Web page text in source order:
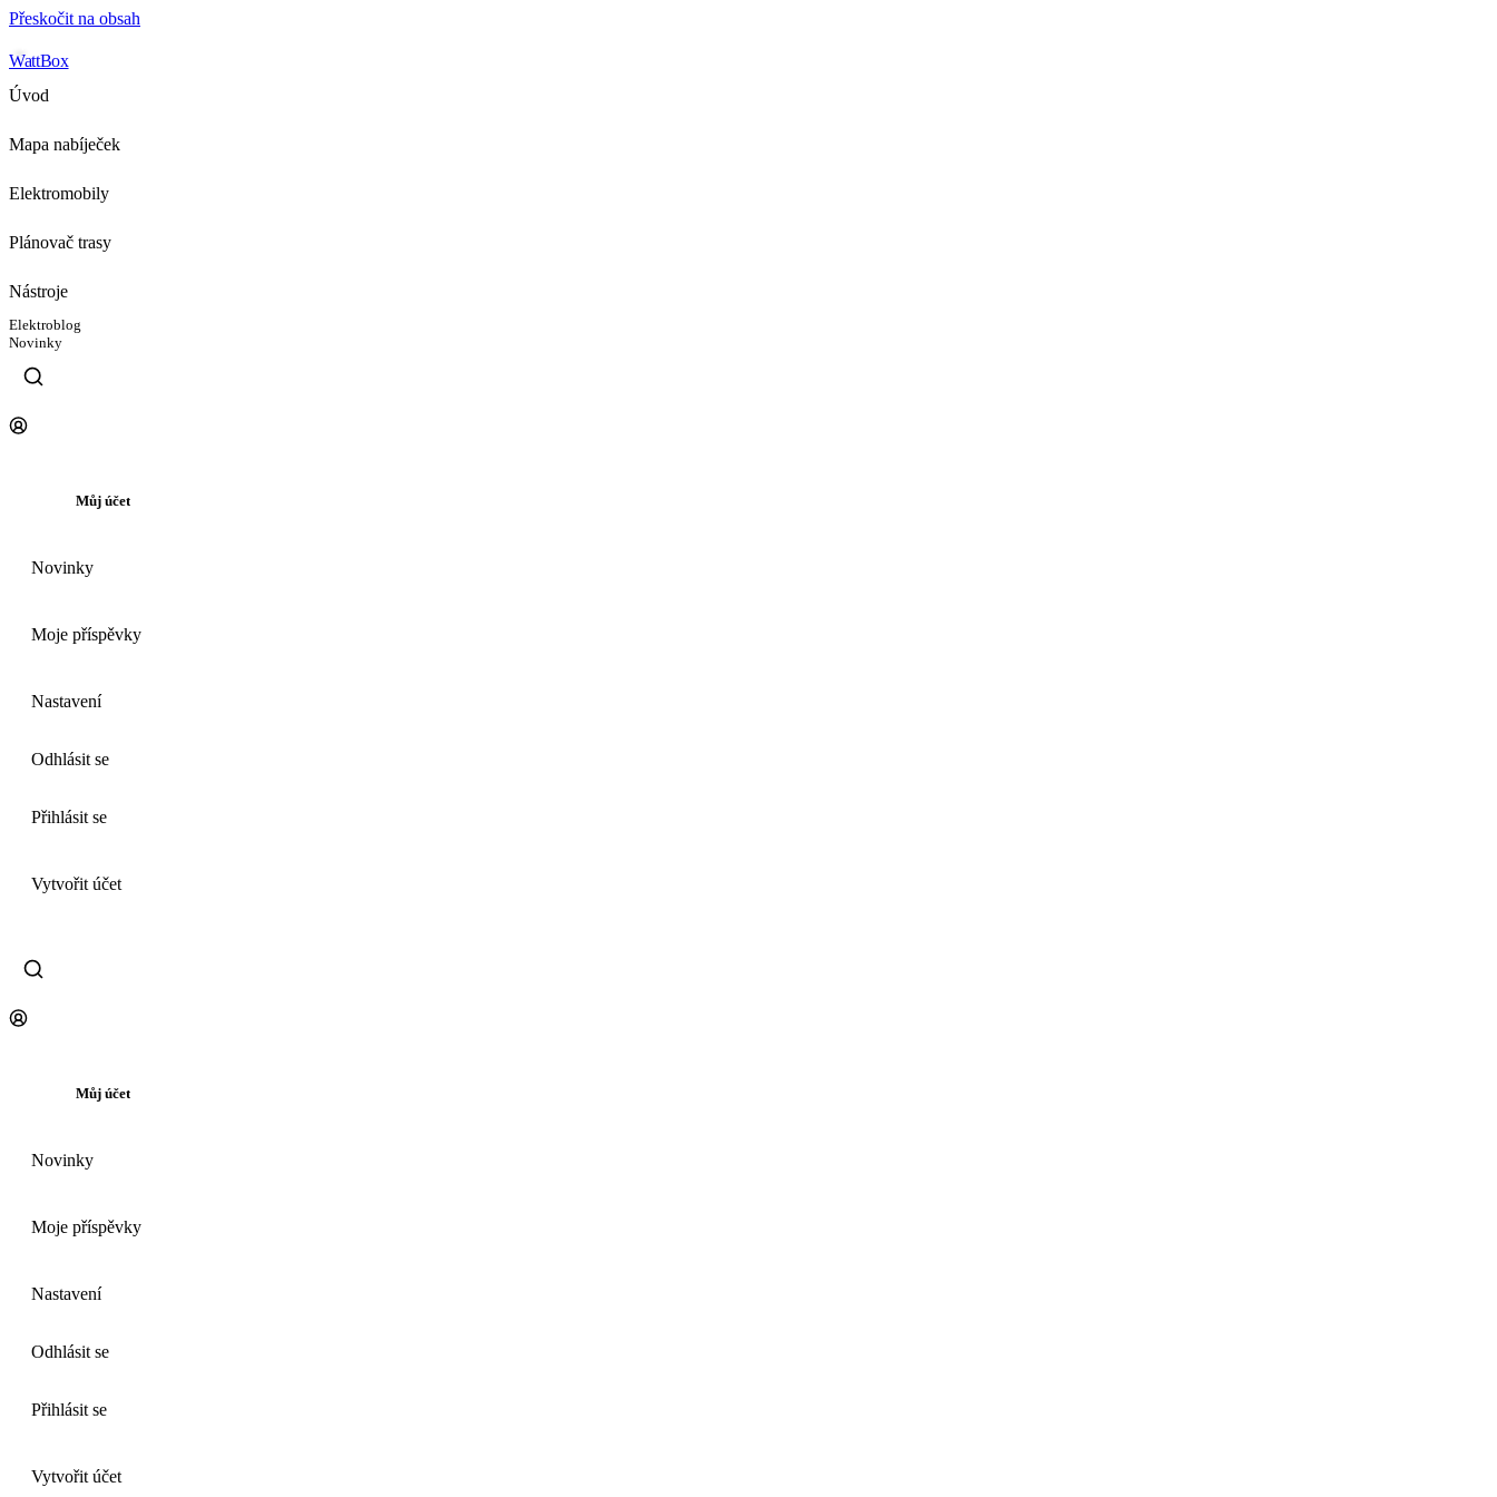
Přeskočit na obsah
WattBox
Úvod
Mapa nabíječek
Elektromobily
Plánovač trasy
Nástroje
Elektroblog
Novinky
Můj účet
Novinky
Moje příspěvky
Nastavení
Odhlásit se
Přihlásit se
Vytvořit účet
Můj účet
Novinky
Moje příspěvky
Nastavení
Odhlásit se
Přihlásit se
Vytvořit účet